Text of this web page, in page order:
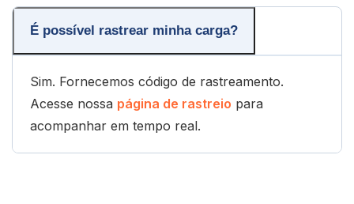
É possível rastrear minha carga?
Sim. Fornecemos código de rastreamento.
Acesse nossa página de rastreio para
acompanhar em tempo real.